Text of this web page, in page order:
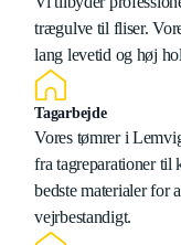
trægulve til fliser.
lang levetid og høj
Tagarbejde
Vores tømrer i
fra tagreparationer til
bedste materialer for
vejrbestandigt.